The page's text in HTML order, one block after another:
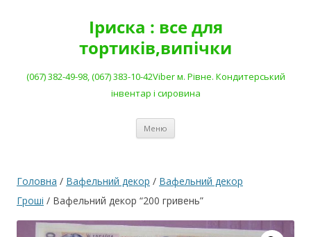
Іриска : все для
тортиків,випічки
(067) 382-49-98, (067) 383-10-42Viber м. Рівне. Кондитерський
інвентар і сировина
Меню
Головна / Вафельний декор / Вафельний декор
Гроші / Вафельний декор “200 гривень”